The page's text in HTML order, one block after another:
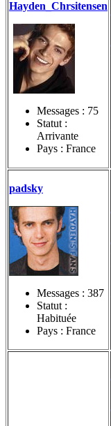
Hayden_Chrsitensen
Messages : 75
Statut :
Arrivante
Pays : France
padsky
Messages : 387
Statut :
Habituée
Pays : France